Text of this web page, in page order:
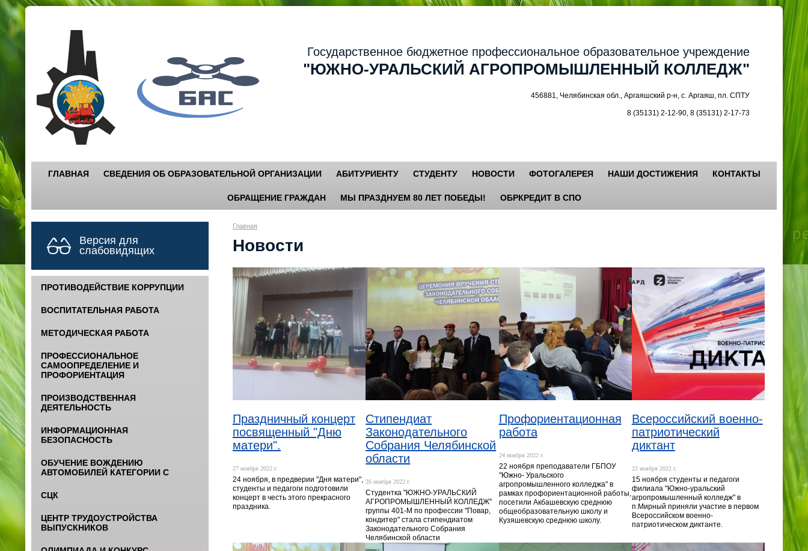
Государственное бюджетное профессиональное образовательное учреждение
"ЮЖНО-УРАЛЬСКИЙ АГРОПРОМЫШЛЕННЫЙ КОЛЛЕДЖ"
456881, Челябинская обл., Аргаяшский р-н, с. Аргаяш, пл. СПТУ
8 (35131) 2-12-90, 8 (35131) 2-17-73
ГЛАВНАЯ СВЕДЕНИЯ ОБ ОБРАЗОВАТЕЛЬНОЙ ОРГАНИЗАЦИИ АБИТУРИЕНТУ СТУДЕНТУ НОВОСТИ ФОТОГАЛЕРЕЯ НАШИ ДОСТИЖЕНИЯ КОНТАКТЫ
ОБРАЩЕНИЕ ГРАЖДАН МЫ ПРАЗДНУЕМ 80 ЛЕТ ПОБЕДЫ! ОБРКРЕДИТ В СПО
Версия для
слабовидящих
ПРОТИВОДЕЙСТВИЕ КОРРУПЦИИ
ВОСПИТАТЕЛЬНАЯ РАБОТА
МЕТОДИЧЕСКАЯ РАБОТА
ПРОФЕССИОНАЛЬНОЕ
САМООПРЕДЕЛЕНИЕ И
ПРОФОРИЕНТАЦИЯ
ПРОИЗВОДСТВЕННАЯ
ДЕЯТЕЛЬНОСТЬ
ИНФОРМАЦИОННАЯ
БЕЗОПАСНОСТЬ
ОБУЧЕНИЕ ВОЖДЕНИЮ
АВТОМОБИЛЕЙ КАТЕГОРИИ С
СЦК
ЦЕНТР ТРУДОУСТРОЙСТВА
ВЫПУСКНИКОВ
Главная
Новости
Праздничный концерт
посвященный "Дню
матери".
27 ноября 2022 г.
24 ноября, в предверии "Дня матери",
студенты и педагоги подготовили
концерт в честь этого прекрасного
праздника.
Стипендиат
Законодательного
Собрания Челябинской
области
26 ноября 2022 г.
Студентка "ЮЖНО-УРАЛЬСКИЙ
АГРОПРОМЫШЛЕННЫЙ КОЛЛЕДЖ"
группы 401-М по профессии "Повар,
кондитер" стала стипендиатом
Законодательного Собрания
Челябинской области
Профориентационная
работа
24 ноября 2022 г.
22 ноября преподаватели ГБПОУ
"Южно- Уральского
агропромышленного колледжа" в
рамках профориентационной работы,
посетили Акбашевскую среднюю
общеобразовательную школу и
Кузяшевскую среднюю школу.
Всероссийский военно-
патриотический
диктант
22 ноября 2022 г.
15 ноября студенты и педагоги
филиала "Южно-уральский
агропромышленный колледж" в
п.Мирный приняли участие в первом
Всероссийском военно-
патриотическом диктанте.